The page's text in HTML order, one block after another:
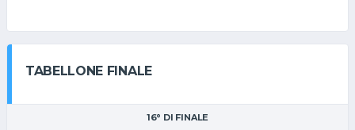
TABELLONE FINALE
16° DI FINALE